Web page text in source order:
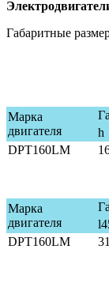
Габаритные
Марка
двигателя
h
DPT160LM
Марка
двигателя
DPT160LM